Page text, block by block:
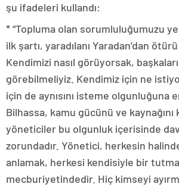
şu ifadeleri kullandı:
* “Topluma olan sorumluluğumuzu
ilk şartı, yaradılanı Yaradan’dan
Kendimizi nasıl görüyorsak,
görebilmeliyiz. Kendimiz için ne
için de aynısını isteme olgunluğuna
Bilhassa, kamu gücünü ve kaynağını
yöneticiler bu olgunluk içerisinde
zorundadır. Yönetici, herkesin
anlamak, herkesi kendisiyle bir
mecburiyetindedir. Hiç kimseyi